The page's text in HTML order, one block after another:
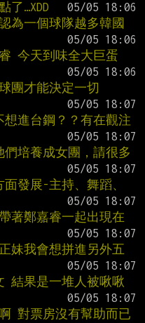
了…XDD
為一個球隊越多韓國
今天到味全大巨蛋
團才能決定一切
進台鋼？？有在觀注
培養成女團，請很多
發展-主持、舞蹈、
著鄭嘉睿一起出現在
妹我會想拼進另外五
結果是一堆人被啾啾
對票房沒有幫助而已